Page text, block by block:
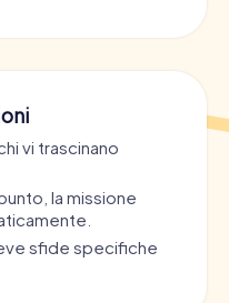
vi trascinano
la missione
sfide specifiche